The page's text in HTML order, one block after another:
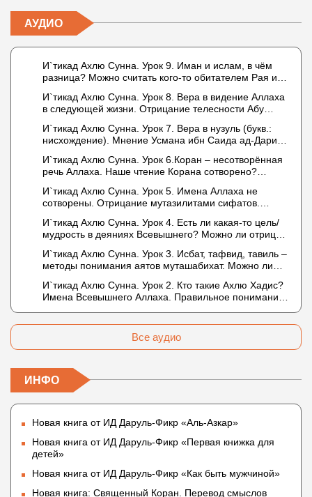
АУДИО
И`тикад Ахлю Сунна. Урок 9. Иман и ислам, в чём
разница? Можно считать кого-то обитателем Рая или
И`тикад Ахлю Сунна. Урок 8. Вера в видение Аллаха
в следующей жизни. Отрицание телесности Абу
Усмана ибн Саида ад-Дарими. Иман – это слова,
дела и познание
И`тикад Ахлю Сунна. Урок 7. Вера в нузуль (букв.:
нисхождение). Мнение Усмана ибн Саида ад-Дарими
описывается физическим движением?
И`тикад Ахлю Сунна. Урок 6.Коран – несотворённая
речь Аллаха. Наше чтение Корана сотворено?
И`тикад Ахлю Сунна. Урок 5. Имена Аллаха не
сотворены. Отрицание мутазилитами сифатов.
И`тикад Ахлю Сунна. Урок 4. Есть ли какая-то цель/
мудрость в деяниях Всевышнего? Можно ли отрицать
не пришло в Коране и Сунне? Концепция ибн
Таймийи
И`тикад Ахлю Сунна. Урок 3. Исбат, тафвид, тавиль –
методы понимания аятов муташабихат. Можно ли
Что означает утверждение сифата «биля кейфа»
(без образа)?
И`тикад Ахлю Сунна. Урок 2. Кто такие Ахлю Хадис?
Имена Всевышнего Аллаха. Правильное понимание
Все аудио
ИНФО
Новая книга от ИД Даруль-Фикр «Аль-Азкар»
Новая книга от ИД Даруль-Фикр «Первая книжка для
детей»
Новая книга от ИД Даруль-Фикр «Как быть мужчиной»
Новая книга: Священный Коран. Перевод смыслов